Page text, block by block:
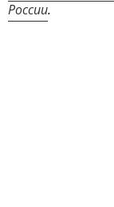
России.